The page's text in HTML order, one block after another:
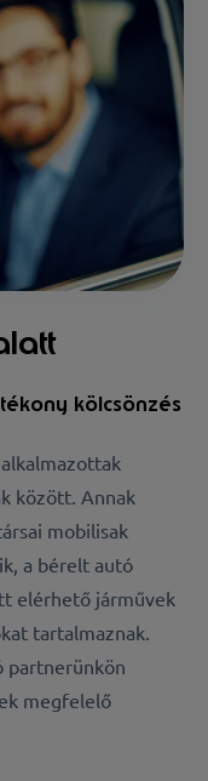
kölcsönzés
között. Annak
mobilisak
a bérelt autó
elérhető járművek
tartalmaznak.
partnerünkön
megfelelő